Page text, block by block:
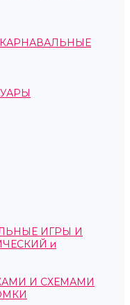
ИГРЫ И
и
И СХЕМАМИ